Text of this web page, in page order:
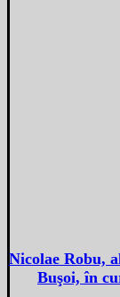
Nicolae Robu,
Buşoi, în